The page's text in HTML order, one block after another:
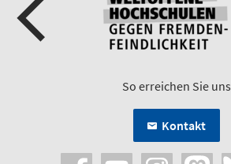
So erreichen Sie uns
Kontakt